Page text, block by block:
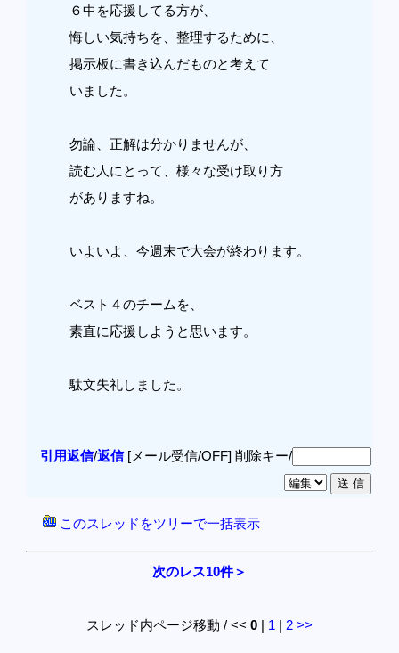
６中を応援してる方が、
悔しい気持ちを、整理するために、
掲示板に書き込んだものと考えて
いました。
勿論、正解は分かりませんが、
読む人にとって、様々な受け取り方
がありますね。
いよいよ、今週末で大会が終わります。
ベスト４のチームを、
素直に応援しようと思います。
駄文失礼しました。
引用返信/返信[メール受信/OFF] 削除キー/
このスレッドをツリーで一括表示
次のレス10件＞
スレッド内ページ移動 / << 0 | 1 | 2 >>